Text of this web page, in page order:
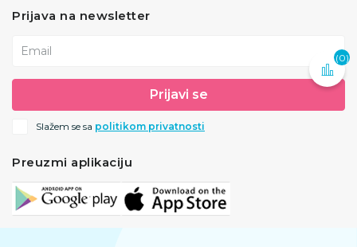
(0)
Prijava na newsletter
Email
Prijavi se
Slažem se sa politikom privatnosti
Preuzmi aplikaciju